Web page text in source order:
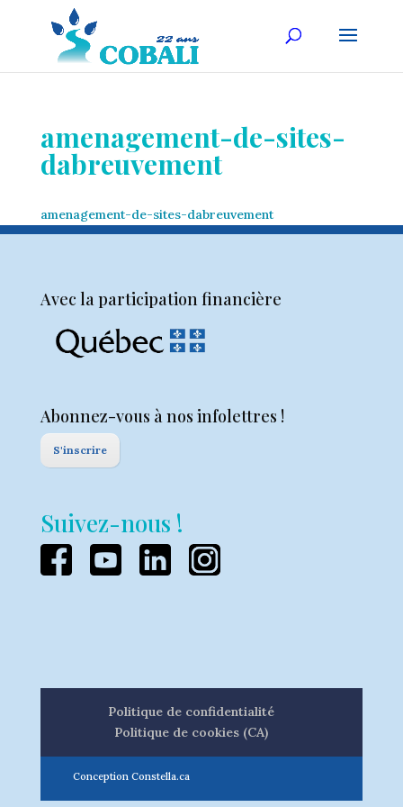
amenagement-de-sites-
dabreuvement
amenagement-de-sites-dabreuvement
Avec la participation financière
Abonnez-vous à nos infolettres !
S'inscrire
Suivez-nous !
Politique de confidentialité
Politique de cookies (CA)
Conception Constella.ca